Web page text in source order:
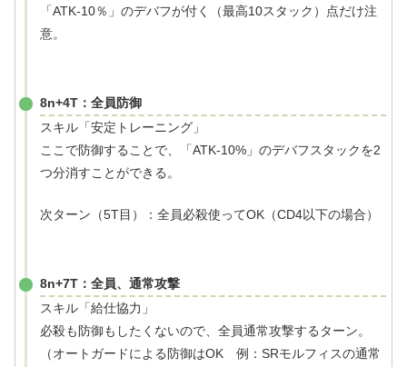
「ATK-10％」のデバフが付く（最高10スタック）点だけ注
意。
8n+4T：全員防御
スキル「安定トレーニング」
ここで防御することで、「ATK-10%」のデバフスタックを2
つ分消すことができる。
次ターン（5T目）：全員必殺使ってOK（CD4以下の場合）
8n+7T：全員、通常攻撃
スキル「給仕協力」
必殺も防御もしたくないので、全員通常攻撃するターン。
（オートガードによる防御はOK 例：SRモルフィスの通常